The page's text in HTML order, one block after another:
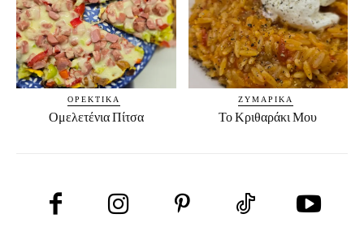
ΟΡΕΚΤΙΚΆ
Ομελετένια Πίτσα
ΖΥΜΑΡΙΚΆ
Το Κριθαράκι Μου